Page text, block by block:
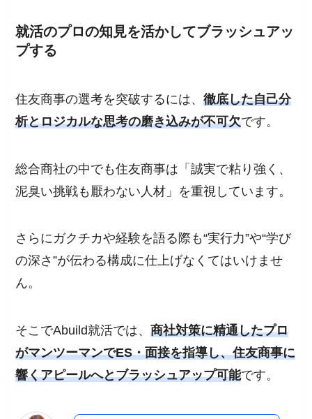
就活のプロの知見を活かしてブラッシュアッ
プする
住友商事の選考を突破するには、徹底した自己分
析とロジカルな思考の磨き込みが不可欠です。
総合商社の中でも住友商事は「誠実で粘り強く、
泥臭い挑戦も厭わない人材」を重視しています。
さらにガクチカや経験を語る際も“実行力”や“学び
の深さ”が伝わる構成に仕上げなくてはいけませ
ん。
そこでAbuild就活では、商社対策に精通したプロ
がマンツーマンでES・面接を指導し、住友商事に
響くアピールへとブラッシュアップ可能です。